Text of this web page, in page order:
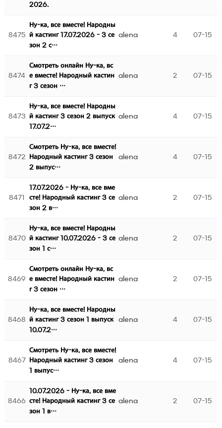
2026.
8475
Ну-ка, все вместе! Народны
й кастинг 17.07.2026 - 3 се
зон 2 с…
alena 4 07-15
8474
Смотреть онлайн Ну-ка, вс
е вместе! Народный кастин
г 3 сезон …
alena 2 07-15
8473
Ну-ка, все вместе! Народны
й кастинг 3 сезон 2 выпуск
17.07.2…
alena 4 07-15
8472
Смотреть Ну-ка, все вместе!
Народный кастинг 3 сезон
2 выпус…
alena 4 07-15
8471
17.07.2026 - Ну-ка, все вме
сте! Народный кастинг 3 се
зон 2 в…
alena 2 07-15
8470
Ну-ка, все вместе! Народны
й кастинг 10.07.2026 - 3 се
зон 1 с…
alena 2 07-15
8469
Смотреть онлайн Ну-ка, вс
е вместе! Народный кастин
г 3 сезон …
alena 2 07-15
8468
Ну-ка, все вместе! Народны
й кастинг 3 сезон 1 выпуск
10.07.2…
alena 4 07-15
8467
Смотреть Ну-ка, все вместе!
Народный кастинг 3 сезон
1 выпус…
alena 4 07-15
8466
10.07.2026 - Ну-ка, все вме
сте! Народный кастинг 3 се
зон 1 в…
alena 2 07-15